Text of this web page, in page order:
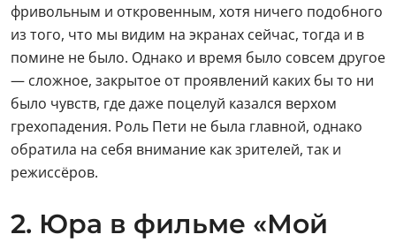
фривольным и откровенным, хотя ничего подобного
из того, что мы видим на экранах сейчас, тогда и в
помине не было. Однако и время было совсем другое
— сложное, закрытое от проявлений каких бы то ни
было чувств, где даже поцелуй казался верхом
грехопадения. Роль Пети не была главной, однако
обратила на себя внимание как зрителей, так и
режиссёров.
2. Юра в фильме «Мой